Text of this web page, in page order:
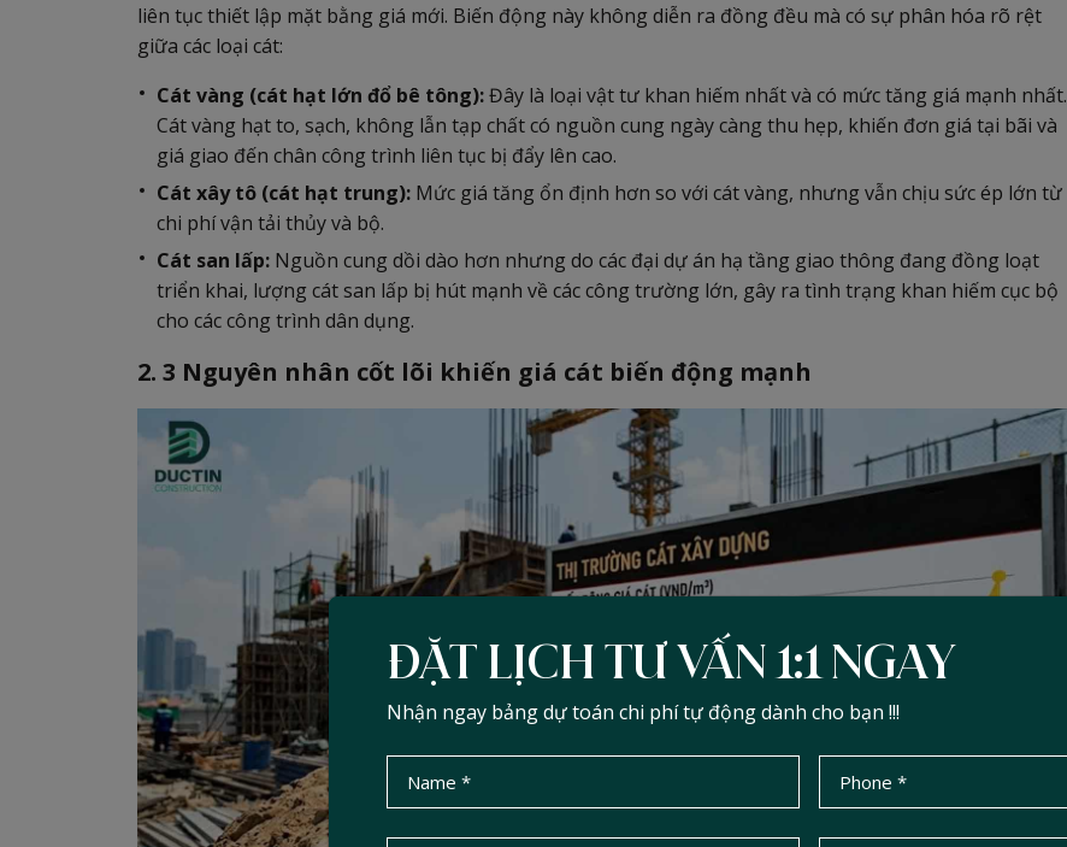
liên tục thiết lập mặt bằng giá mới. Biến động này không diễn ra đồng đều mà có sự phân hóa rõ rệt
giữa các loại cát:
Cát vàng (cát hạt lớn đổ bê tông):Đây là loại vật tư khan hiếm nhất và có mức tăng giá mạnh nhất.
Cát vàng hạt to, sạch, không lẫn tạp chất có nguồn cung ngày càng thu hẹp, khiến đơn giá tại bãi và
giá giao đến chân công trình liên tục bị đẩy lên cao.
Cát xây tô (cát hạt trung): Mức giá tăng ổn định hơn so với cát vàng, nhưng vẫn chịu sức ép lớn từ
chi phí vận tải thủy và bộ.
Cát san lấp: Nguồn cung dồi dào hơn nhưng do các đại dự án hạ tầng giao thông đang đồng loạt
triển khai, lượng cát san lấp bị hút mạnh về các công trường lớn, gây ra tình trạng khan hiếm cục bộ
cho các công trình dân dụng.
2. 3 Nguyên nhân cốt lõi khiến giá cát biến động mạnh
ĐẶT LỊCH TƯ VẤN 1:1 NGAY
Nhận ngay bảng dự toán chi phí tự động dành cho bạn !!!